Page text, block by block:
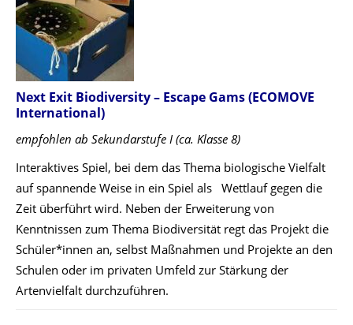
Next Exit Biodiversity – Escape Gams(ECOMOVE
International)
empfohlen ab Sekundarstufe I (ca. Klasse 8)
Interaktives Spiel, bei dem das Thema biologische Vielfalt
auf spannende Weise in ein Spiel als Wettlauf gegen die
Zeit überführt wird. Neben der Erweiterung von
Kenntnissen zum Thema Biodiversität regt das Projekt die
Schüler*innen an, selbst Maßnahmen und Projekte an den
Schulen oder im privaten Umfeld zur Stärkung der
Artenvielfalt durchzuführen.